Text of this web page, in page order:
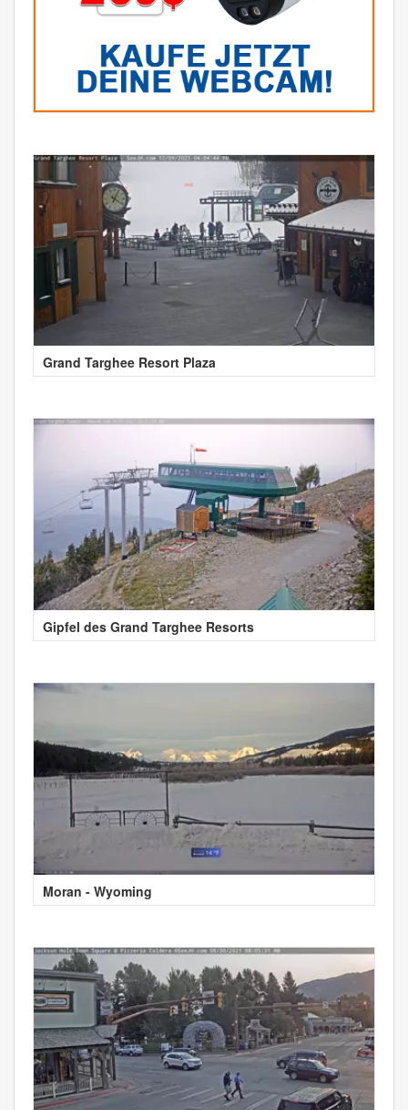
Grand Targhee Resort Plaza
Gipfel des Grand Targhee Resorts
Moran - Wyoming